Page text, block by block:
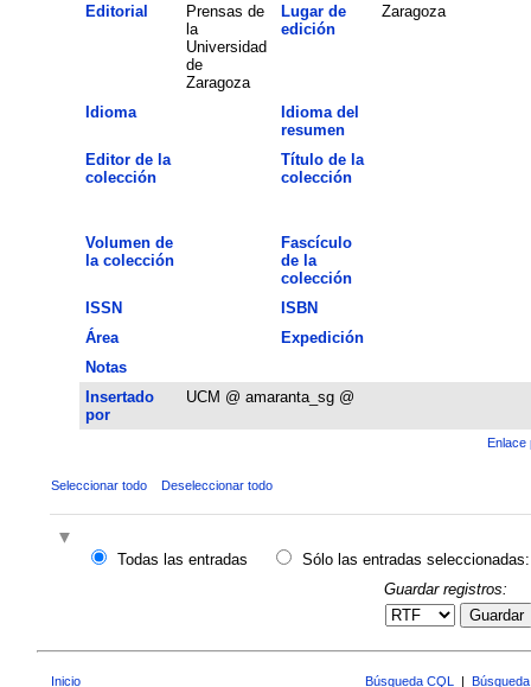
Editorial
Prensas de
la
Universidad
de
Zaragoza
Lugar de
edición
Zaragoza
Idioma
Idioma del
resumen
Editor de la
colección
Título de la
colección
Volumen de
la colección
Fascículo
de la
colección
ISSN
ISBN
Área
Expedición
Notas
Insertado
por
UCM @ amaranta_sg @
Enlace
Seleccionar todo Deseleccionar todo
Todas las entradas
Sólo las entradas seleccionadas:
Guardar registros:
Guardar
Inicio Búsqueda CQL